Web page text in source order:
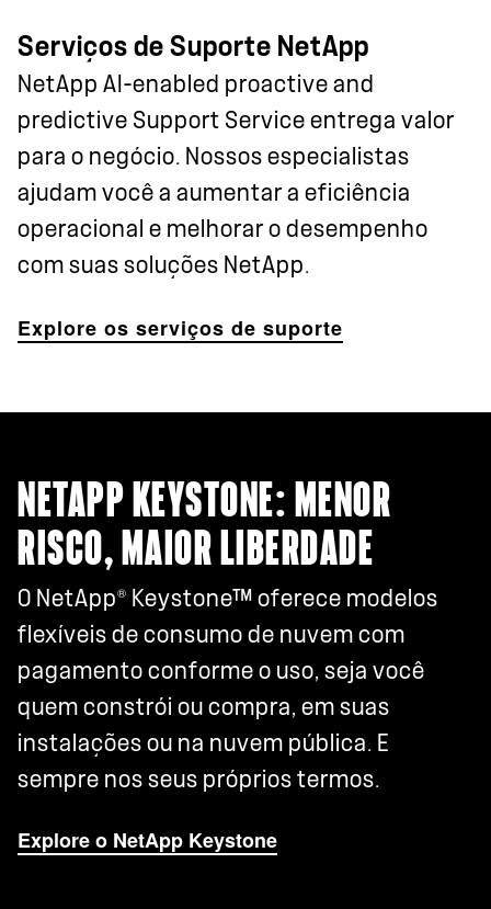
Serviços de Suporte NetApp
NetApp AI-enabled proactive and
predictive Support Service entrega valor
para o negócio. Nossos especialistas
ajudam você a aumentar a eficiência
operacional e melhorar o desempenho
com suas soluções NetApp.
Explore os serviços de suporte
NETAPP KEYSTONE: MENOR
RISCO, MAIOR LIBERDADE
O NetApp® Keystone™ oferece modelos
flexíveis de consumo de nuvem com
pagamento conforme o uso, seja você
quem constrói ou compra, em suas
instalações ou na nuvem pública. E
sempre nos seus próprios termos.
Explore o NetApp Keystone